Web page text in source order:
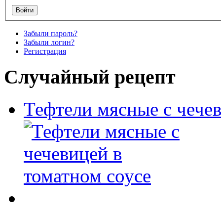
Забыли пароль?
Забыли логин?
Регистрация
Случайный рецепт
Тефтели мясные с